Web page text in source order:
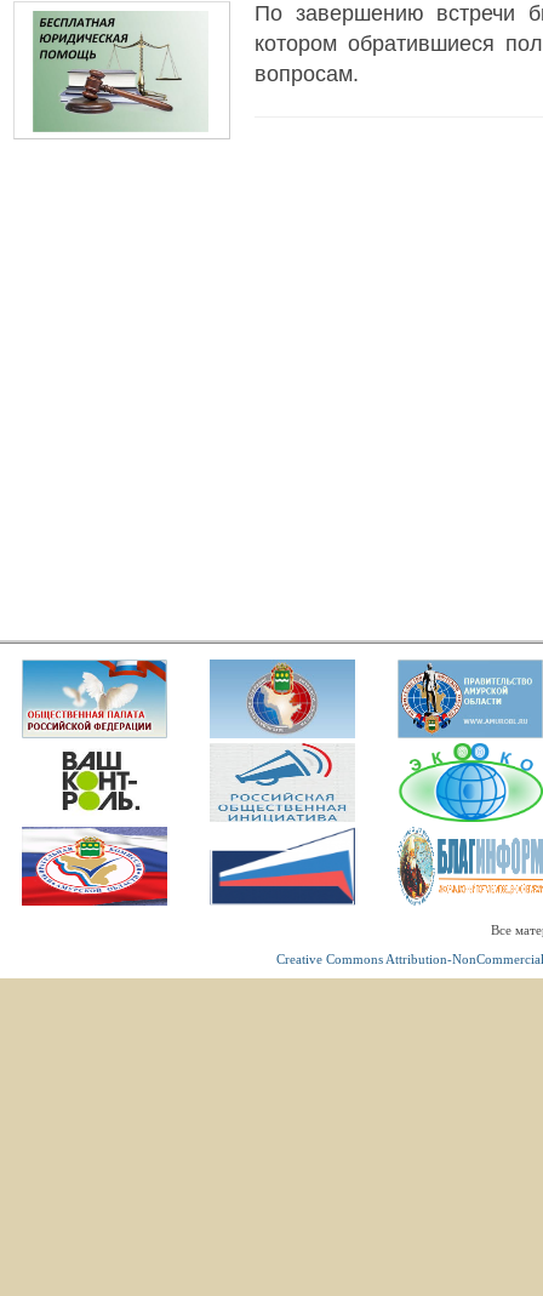
По завершению встречи
котором обратившиеся
вопросам.
Все
Creative Commons Attribution-